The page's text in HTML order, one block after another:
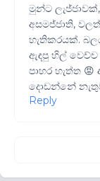
මුන්ට
අසමජ්ජාති,
හැතිකරයක්.
ඇඳපු හිල් වෙච්ච
පාහර හැත්ත
දොඩන්නේ
Reply